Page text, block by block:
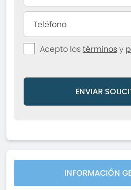
Acepto lostérminosy
ENVIAR
INFORMACIÓN